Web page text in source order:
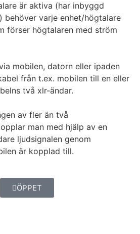
är aktiva (har inbyggd
behöver varje enhet/högtalare
förser högtalaren med ström
mobilen, datorn eller ipaden
från t.ex. mobilen till en eller
två xlr-ändar.
av fler än två
man med hjälp av en
ljudsignalen genom
är kopplad till.
ÖPPET